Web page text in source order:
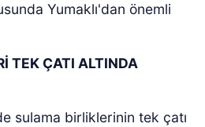
Yumaklı'dan önemli
TEK ÇATI ALTINDA
sulama birliklerinin tek çatı